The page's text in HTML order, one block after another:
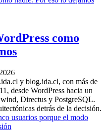
como
y blog.ida.cl, con más de
desde WordPress hacia un
Directus y PostgreSQL.
detrás de la decisión.